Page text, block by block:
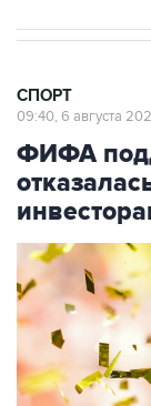
СПОРТ
09:40, 6 августа
ФИФА